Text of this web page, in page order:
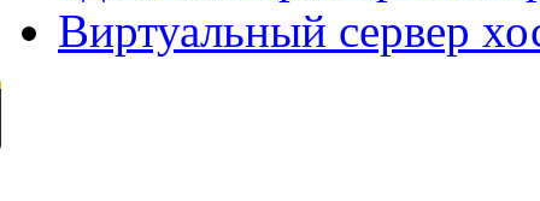
Виртуальный сервер